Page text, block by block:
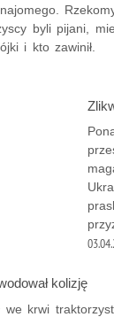
byli pijani,
i kto zawinił.
kolizję
krwi